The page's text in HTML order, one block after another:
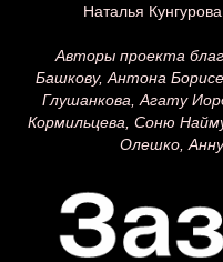
Наталья
Авторы проекта
Башкову, Антона
Глушанкова, Агату
Кормильцева, Соню
Олешко,